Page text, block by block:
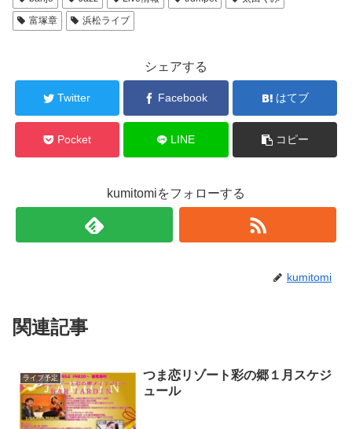
富塚章
浜松ライブ
シェアする
Twitter Facebook はてブ
Pocket LINE コピー
kumitomiをフォローする
kumitomi
関連記事
ライブ予定
つま恋リゾート彩の郷１月スケジ
ュール